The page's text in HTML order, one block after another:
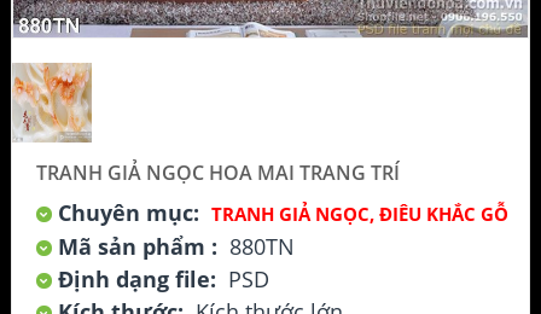
TRANH GIẢ NGỌC HOA MAI TRANG TRÍ
Chuyên mục: TRANH GIẢ NGỌC, ĐIÊU KHẮC GỖ
Mã sản phẩm : 880TN
Định dạng file: PSD